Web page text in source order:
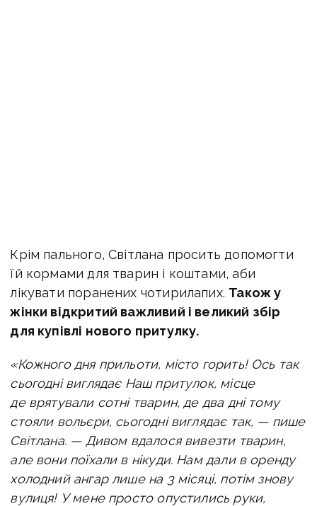
Крім пального, Світлана просить допомогти
їй кормами для тварин і коштами, аби
лікувати поранених чотирилапих. Також у
жінки відкритий важливий і великий збір
для купівлі нового притулку.
«Кожного дня прильоти, місто горить! Ось так
сьогодні виглядає Наш притулок, місце
де врятували сотні тварин, де два дні тому
стояли вольєри, сьогодні виглядає так, — пише
Світлана. — Дивом вдалося вивезти тварин,
але вони поїхали в нікуди. Нам дали в оренду
холодний ангар лише на 3 місяці, потім знову
вулиця! У мене просто опустились руки,